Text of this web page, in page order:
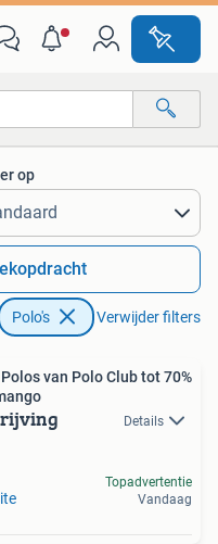
op
Polo's Verwijder filters
van Polo Club tot 70%
Details
Topadvertentie
Vandaag